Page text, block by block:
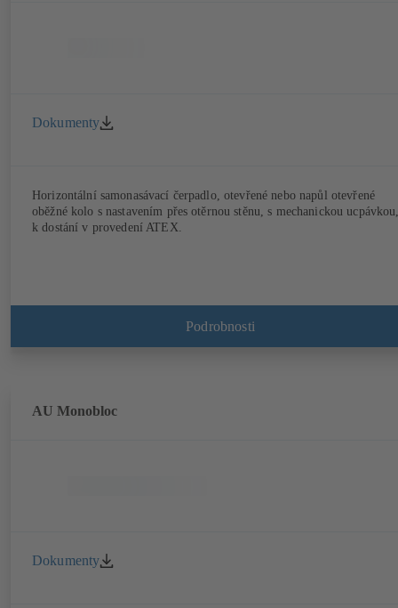
Dokumenty
Horizontální samonasávací čerpadlo, otevřené nebo napůl otevřené
oběžné kolo s nastavením přes otěrnou stěnu, s mechanickou
k dostání v provedení ATEX.
Podrobnosti
AU Monobloc
Dokumenty